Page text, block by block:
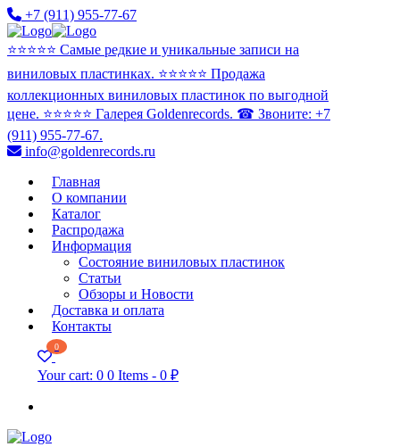
+7 (911) 955-77-67
⭐️⭐️⭐️⭐️⭐️ Самые редкие и уникальные записи на
виниловых пластинках. ⭐️⭐️⭐️⭐️⭐️ Продажа
коллекционных виниловых пластинок по выгодной
цене. ⭐️⭐️⭐️⭐️⭐️ Галерея Goldenrecords. ☎ Звоните: +7
(911) 955-77-67.
info@goldenrecords.ru
Главная
О компании
Каталог
Распродажа
Информация
Состояние виниловых пластинок
Статьи
Обзоры и Новости
Доставка и оплата
Контакты
0
Your cart: 0 0 Items - 0 ₽